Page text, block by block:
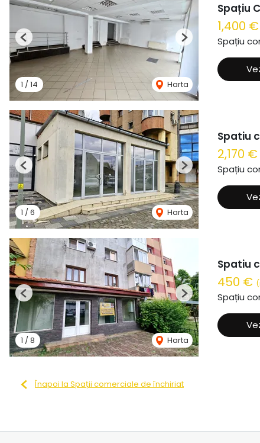
1 /14 Harta
Previous Next
Spațiu
1,400 €
Spațiu
1 /6 Harta
Previous Next
Spatiu
2,170 €
Spațiu
1 /8 Harta
Previous Next
Spatiu
450 €
Spațiu
Înapoi la Spații comerciale de închiriat